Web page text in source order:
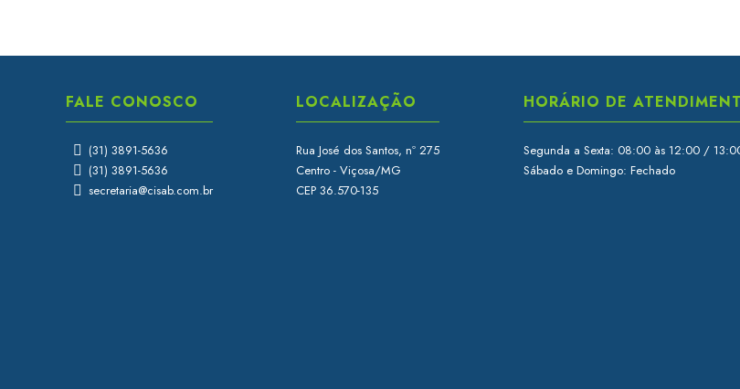
FALE CONOSCO
(31) 3891-5636
(31) 3891-5636
secretaria@cisab.com.br
LOCALIZAÇÃO
Rua José dos Santos, nº 275
Centro - Viçosa/MG
CEP 36.570-135
HORÁRIO DE
Segunda a Sexta: 08:00 às 12:00 /
Sábado e Domingo: Fechado